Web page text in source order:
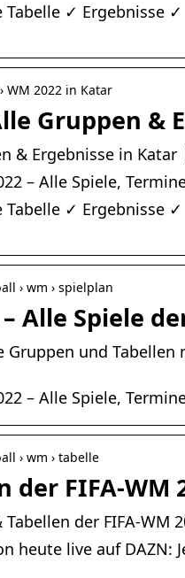
Tabelle ✓ Ergebnisse
WM 2022 in Katar
Gruppen &
& Ergebnisse in
– Alle Spiele,
Tabelle ✓ Ergebnisse
› wm › spielplan
Alle Spiele
Gruppen und
– Alle Spiele,
› wm › tabelle
der FIFA-WM
der FIFA-WM
heute live auf DAZN: